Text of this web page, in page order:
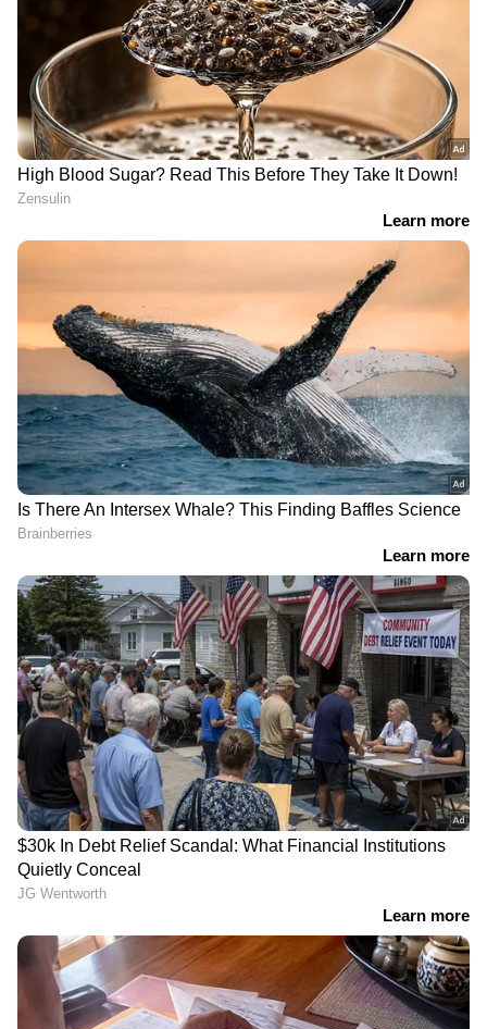
Related Articles
വിജയ് വിവാദത്തിനിടെ കാറോട്ടത്തിലെ
അജിത്തിന്റെ നേട്ടത്തിൽ
അയ്യപ്പന്‍റെ സ്വത്ത് മോഷ്ടിക്കപ്പെട്ടു, വിജയ്
മല്യ നൽകിയ സ്വര്‍ണത്തിന് എന്തു
സംഭവിച്ചു?; സര്‍ക്കാര്‍ നിലപാട്
ദുരൂഹമെന്ന് ഷാഫി പറമ്പിൽ